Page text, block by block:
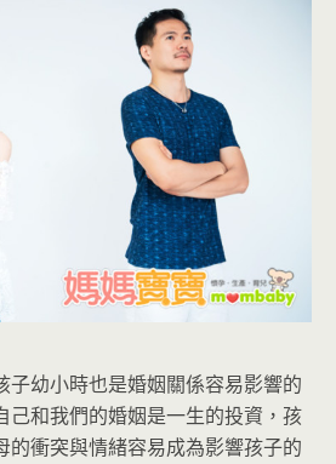
子幼小時也是婚姻關係容易影響的
己和我們的婚姻是一生的投資，孩
的衝突與情緒容易成為影響孩子的